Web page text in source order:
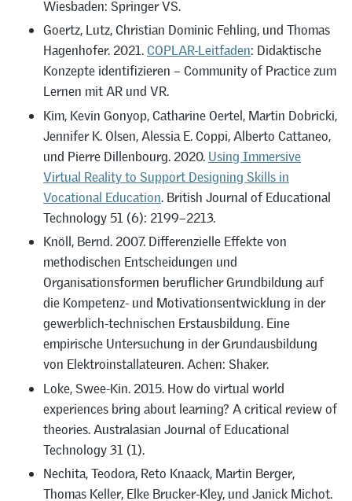
Wiesbaden: Springer VS.
Goertz, Lutz, Christian Dominic Fehling, und Thomas
Hagenhofer. 2021.COPLAR-Leitfaden: Didaktische
Konzepte identifizieren – Community of Practice zum
Lernen mit AR und VR.
Kim, Kevin Gonyop, Catharine Oertel, Martin Dobricki,
Jennifer K. Olsen, Alessia E. Coppi, Alberto Cattaneo,
und Pierre Dillenbourg. 2020. Using Immersive
Virtual Reality to Support Designing Skills in
Vocational Education. British Journal of Educational
Technology 51 (6): 2199–2213.
Knöll, Bernd. 2007. Differenzielle Effekte von
methodischen Entscheidungen und
Organisationsformen beruflicher Grundbildung auf
die Kompetenz- und Motivationsentwicklung in der
gewerblich-technischen Erstausbildung. Eine
empirische Untersuchung in der Grundausbildung
von Elektroinstallateuren. Achen: Shaker.
Loke, Swee-Kin. 2015. How do virtual world
experiences bring about learning? A critical review of
theories. Australasian Journal of Educational
Technology 31 (1).
Nechita, Teodora, Reto Knaack, Martin Berger,
Thomas Keller, Elke Brucker-Kley, und Janick Michot.